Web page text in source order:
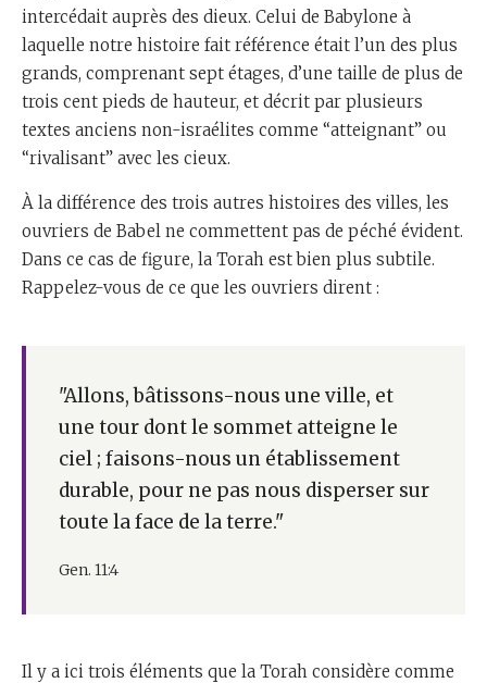
intercédait auprès des dieux. Celui de Babylone à
laquelle notre histoire fait référence était l’un des plus
grands, comprenant sept étages, d’une taille de plus de
trois cent pieds de hauteur, et décrit par plusieurs
textes anciens non-israélites comme “atteignant” ou
“rivalisant” avec les cieux.
À la différence des trois autres histoires des villes, les
ouvriers de Babel ne commettent pas de péché évident.
Dans ce cas de figure, la Torah est bien plus subtile.
Rappelez-vous de ce que les ouvriers dirent :
"Allons, bâtissons-nous une ville, et
une tour dont le sommet atteigne le
ciel ; faisons-nous un établissement
durable, pour ne pas nous disperser sur
toute la face de la terre."
Gen. 11:4
Il y a ici trois éléments que la Torah considère comme